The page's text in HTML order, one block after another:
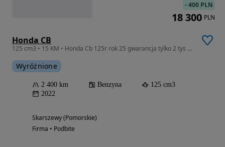
Honda CB
125 cm3 • 15 KM • Honda Cb 125r rok 25 gwarancja tylko 2 tys km
Wyróżnione
2 400 km Benzyna
125 cm3
2022
Skarszewy (Pomorskie)
Firma • Podbite
-400 PLN
18 300 PLN